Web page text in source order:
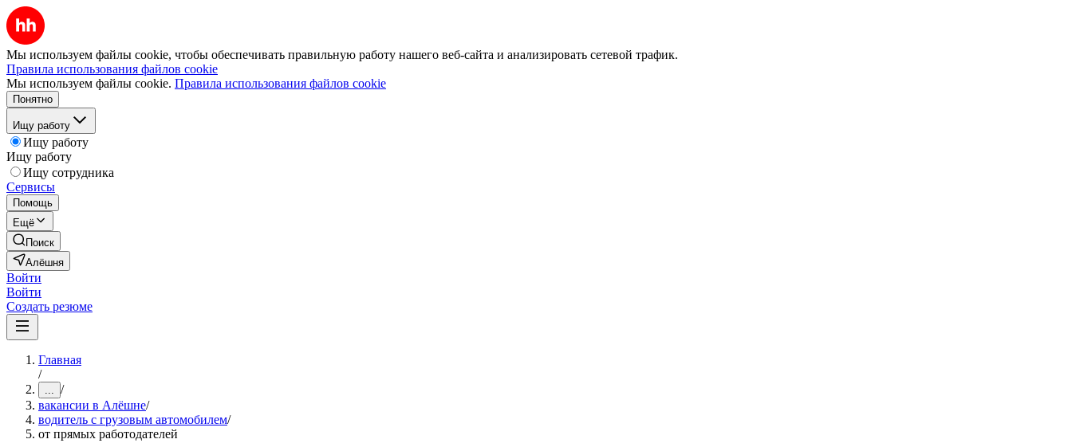
Мы используем файлы cookie, чтобы обеспечивать правильную работу нашего веб-сайта и анализировать сетевой трафик.
Правила использования файлов cookie
Мы используем файлы cookie. Правила использования файлов cookie
Понятно
Ищу работу
Ищу работу
Ищу работу
Ищу сотрудника
Сервисы
Помощь
Ещё
Поиск
Алёшня
Войти
Войти
Создать резюме
Главная
/
... /
вакансии в Алёшне/
водитель с грузовым автомобилем/
от прямых работодателей